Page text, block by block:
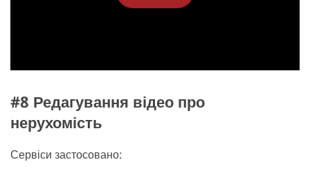
#8 Редагування відео про
нерухомість
Сервіси застосовано: